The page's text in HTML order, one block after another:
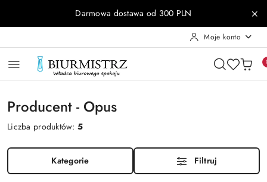
Przejdź do treści głównej
Przejdź do wyszukiwarki
Przejdź do moje konto
Przejdź do menu głównego
Przejdź do stopkiDarmowa dostawa od 300 PLN
Moje konto
Producent - Opus
Liczba produktów:5
Kategorie Filtruj